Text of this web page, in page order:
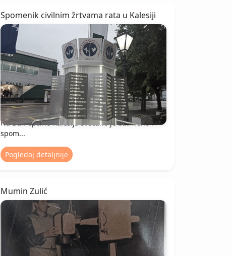
Spomenik civilnim žrtvama rata u Kalesiji
Na Dan općine Kalesija svečano je otkriveno i
spom...
Pogledaj detaljnije
Mumin Zulić